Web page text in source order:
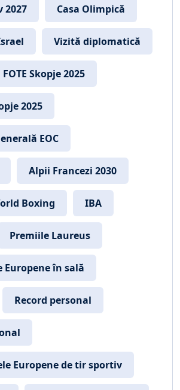
2027 Casa Olimpică
Vizită diplomatică
FOTE Skopje 2025
2025
EOC
Alpii Francezi 2030
Boxing IBA
Premiile Laureus
Europene în sală
Record personal
Europene de tir sportiv